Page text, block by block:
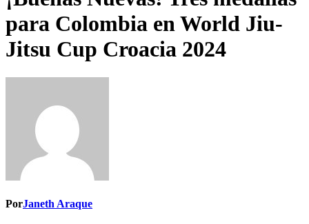
para Colombia en World Jiu-
Jitsu Cup Croacia 2024
PorJaneth Araque